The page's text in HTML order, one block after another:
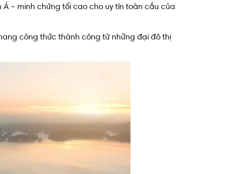
– minh chứng tối cao cho uy tín toàn cầu của
công thức thành công từ những đại đô thị